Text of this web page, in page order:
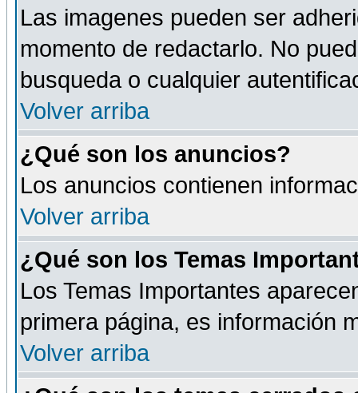
Las imagenes pueden ser
momento de redactarlo. No
busqueda o cualquier
Volver arriba
¿Qué son los anuncios?
Los anuncios contienen
Volver arriba
¿Qué son los Temas
Los Temas Importantes
primera página, es información
Volver arriba